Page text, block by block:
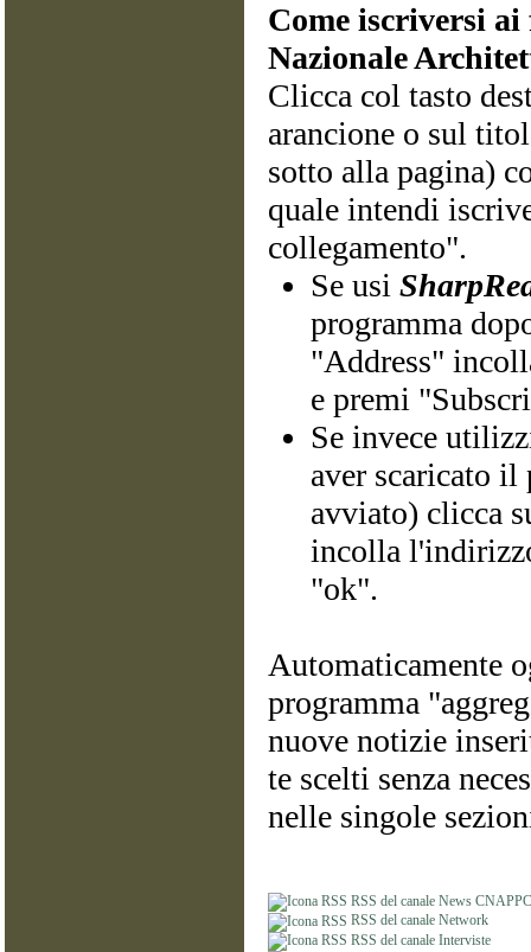
Come iscriversi
Nazionale
Clicca col tasto
arancione o sul
sotto alla pagina)
quale intendi
collegamento".
Se usi
programma
"Address"
e premi
Se invece
aver scaricato il
avviato) clicca
incolla
"ok".
Automaticamente
programma
nuove notizie
te scelti senza
nelle singole
RSS del canale News CNAPPC
RSS del canale Network
RSS del canale Interviste